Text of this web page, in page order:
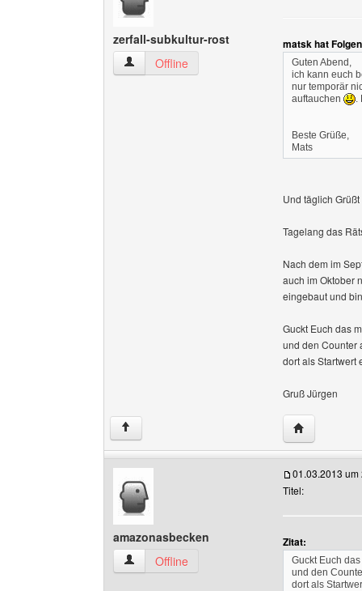
zerfall-subkultur-rost
zerfall-subkultur-rost Benutzer-Profile anzeigen
Offline
matsk hat
Guten Abend,
ich kann euch
nur temporär
auftauchen
.
Beste Grüße,
Mats
Und täglich
Tagelang das
Nach dem im
auch im Oktober
eingebaut und
Guckt Euch das
und den Counter
dort als Startwert
Gruß Jürgen
↑ Website
amazonasbecken
amazonasbecken Benutzer-Profile anzeigen
Offline
01.03.2013 um
Titel:
Zitat:
Guckt Euch
und den
dort als